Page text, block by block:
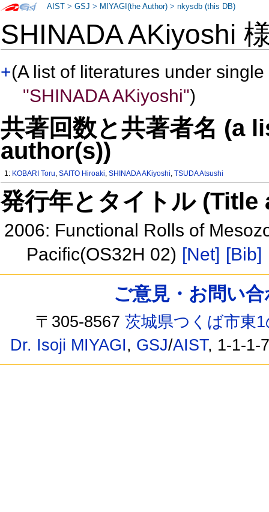
SHINADA AKiyoshi
+(A list of literatures under
"SHINADA AKiyoshi")
共著回数と共著者名 (a
author(s))
1: KOBARI Toru,SAITO Hiroaki,SHINADA AKiyoshi,TSUDA Atsushi
発行年とタイトル
2006: Functional Rolls of
Pacific(OS32H 02) [Net] [Bib]
AIST >GSJ > MIYAGI(the Author) >nkysdb (this DB)
ご意見・お問い
〒305-8567茨城県つくば市東
Dr. Isoji MIYAGI, GSJ/AIST, 1-1-1-